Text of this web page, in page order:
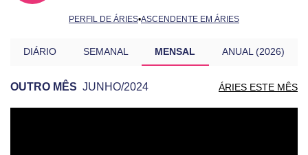
PERFIL DE ÁRIES•ASCENDENTE EM ÁRIES
DIÁRIO SEMANAL MENSAL ANUAL (2026)
OUTRO MÊS JUNHO/2024 ÁRIES ESTE MÊS